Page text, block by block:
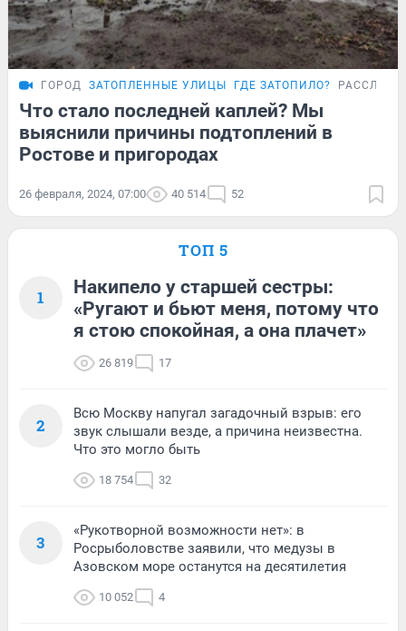
ГОРОД ЗАТОПЛЕННЫЕ УЛИЦЫ ГДЕ ЗАТОПИЛО?
Что стало последней каплей? Мы
выяснили причины подтоплений в
Ростове и пригородах
26 февраля, 2024, 07:00 40 514 52
ТОП 5
1
Накипело у старшей сестры:
«Ругают и бьют меня, потому что
я стою спокойная, а она плачет»
26 819 17
2
Всю Москву напугал загадочный взрыв: его
звук слышали везде, а причина неизвестна.
Что это могло быть
18 754 32
3
«Рукотворной возможности нет»: в
Росрыболовстве заявили, что медузы в
Азовском море останутся на десятилетия
10 052 4